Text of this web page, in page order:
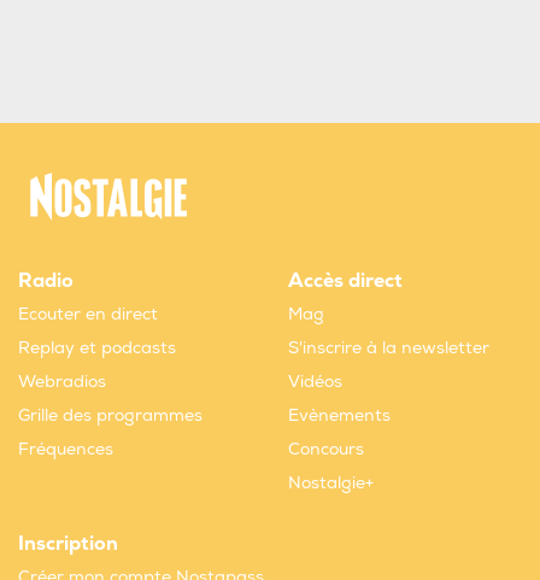
Radio
Ecouter en direct
Replay et podcasts
Webradios
Grille des programmes
Fréquences
Accès direct
Mag
S'inscrire à la newsletter
Vidéos
Evènements
Concours
Nostalgie+
Inscription